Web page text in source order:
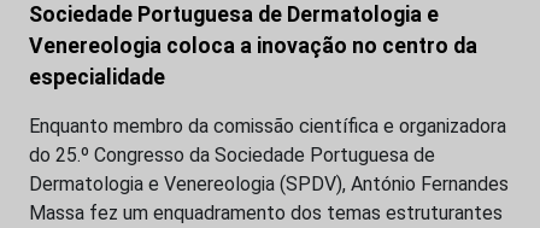
Sociedade Portuguesa de Dermatologia e
Venereologia coloca a inovação no centro da
especialidade
Enquanto membro da comissão científica e organizadora
do 25.º Congresso da Sociedade Portuguesa de
Dermatologia e Venereologia (SPDV), António Fernandes
Massa fez um enquadramento dos temas estruturantes